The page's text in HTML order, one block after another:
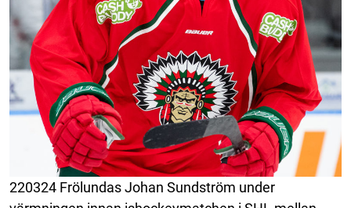
220324 Frölundas Johan Sundström under